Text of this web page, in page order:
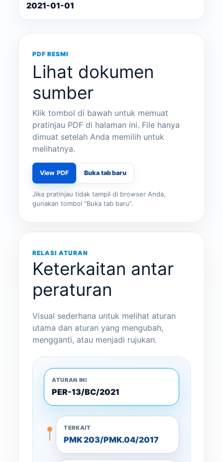
2021-01-01
PDF RESMI
Lihat dokumen
sumber
Klik tombol di bawah untuk memuat
pratinjau PDF di halaman ini. File hanya
dimuat setelah Anda memilih untuk
melihatnya.
View PDF Buka tab baru
Jika pratinjau tidak tampil di browser Anda,
gunakan tombol “Buka tab baru”.
RELASI ATURAN
Keterkaitan antar
peraturan
Visual sederhana untuk melihat aturan
utama dan aturan yang mengubah,
mengganti, atau menjadi rujukan.
ATURAN INI
PER-13/BC/2021
TERKAIT
PMK 203/PMK.04/2017